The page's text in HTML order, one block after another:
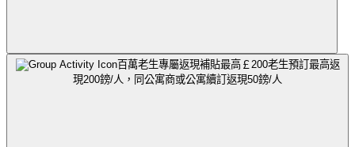
百萬老生專屬返現補貼最高￡200老生預訂最高返
現200鎊/人，同公寓商或公寓續訂返現50鎊/人